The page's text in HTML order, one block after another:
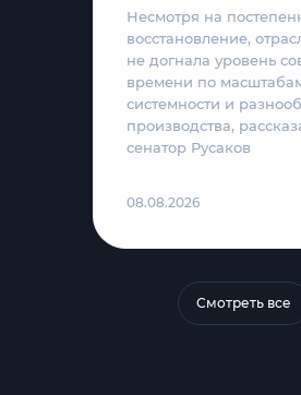
Несмотря на
восстановление,
не догнала уровень
времени по
системности и
производства,
сенатор Русаков
08.08.2026
Смотреть все